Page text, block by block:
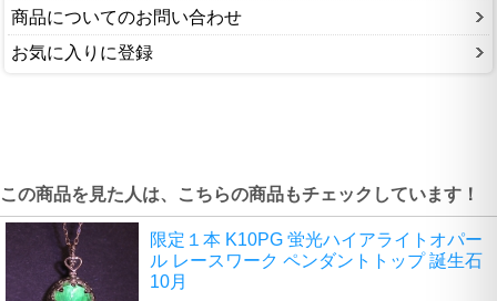
商品についてのお問い合わせ
お気に入りに登録
この商品を見た人は、こちらの商品もチェックしています！
限定１本 K10PG 蛍光ハイアライトオパー
ル レースワーク ペンダントトップ 誕生石
10月